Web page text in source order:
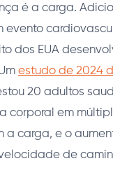
é a carga.
evento
dos EUA
estudo de 2024
20 adultos
corporal em
a carga, e o
de